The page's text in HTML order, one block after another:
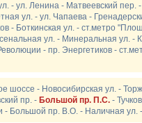
- ул. Ленина - Матвеевский пер.
ул. - ул. Чапаева -
- Боткинская ул. - ст.метро
ул. - Минеральная ул. -
- пр. Энергетиков -
шоссе - Новосибирская ул. -
пр. - Большой пр. П.С. -
Большой пр. В.О. - Наличная ул.